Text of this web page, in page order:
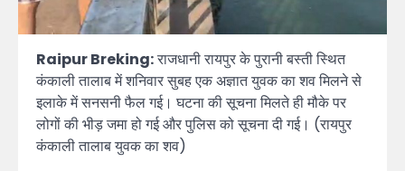
Raipur Breking:राजधानी रायपुर के पुरानी बस्ती स्थित
कंकाली तालाब में शनिवार सुबह एक अज्ञात युवक का शव मिलने से
इलाके में सनसनी फैल गई। घटना की सूचना मिलते ही मौके पर
लोगों की भीड़ जमा हो गई और पुलिस को सूचना दी गई। (रायपुर
कंकाली तालाब युवक का शव)